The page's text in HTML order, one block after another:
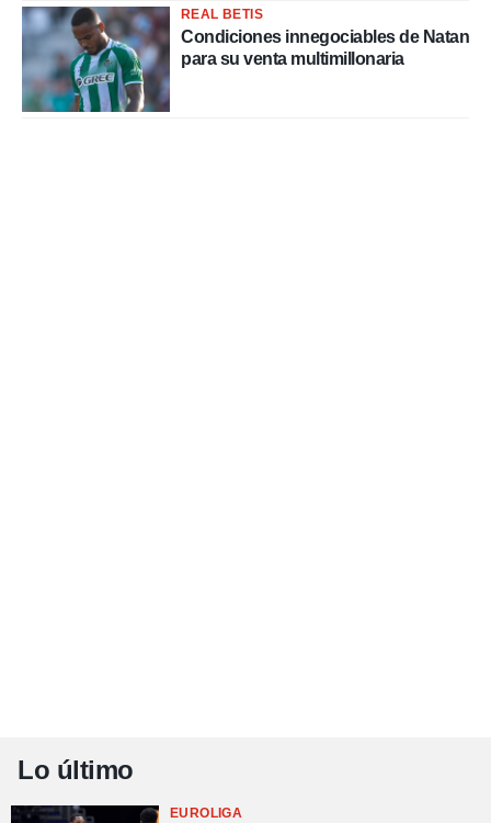
REAL BETIS
Condiciones innegociables de Natan
para su venta multimillonaria
Lo último
EUROLIGA